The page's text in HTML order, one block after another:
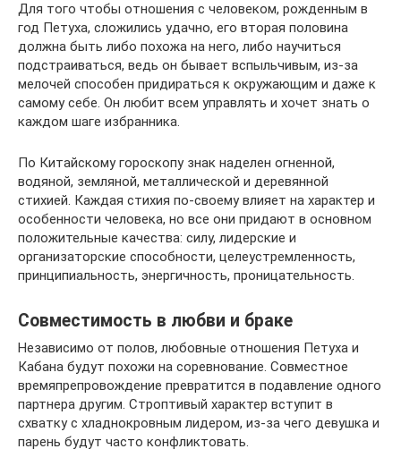
Для того чтобы отношения с человеком, рожденным в
год Петуха, сложились удачно, его вторая половина
должна быть либо похожа на него, либо научиться
подстраиваться, ведь он бывает вспыльчивым, из-за
мелочей способен придираться к окружающим и даже к
самому себе. Он любит всем управлять и хочет знать о
каждом шаге избранника.
По Китайскому гороскопу знак наделен огненной,
водяной, земляной, металлической и деревянной
стихией. Каждая стихия по-своему влияет на характер и
особенности человека, но все они придают в основном
положительные качества: силу, лидерские и
организаторские способности, целеустремленность,
принципиальность, энергичность, проницательность.
Совместимость в любви и браке
Независимо от полов, любовные отношения Петуха и
Кабана будут похожи на соревнование. Совместное
времяпрепровождение превратится в подавление одного
партнера другим. Строптивый характер вступит в
схватку с хладнокровным лидером, из-за чего девушка и
парень будут часто конфликтовать.